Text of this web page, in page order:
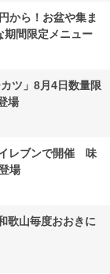
から！お盆や集ま
期間限定メニュー
ツ」8月4日数量限
場
レブンで開催 味
場
歌山毎度おおきに